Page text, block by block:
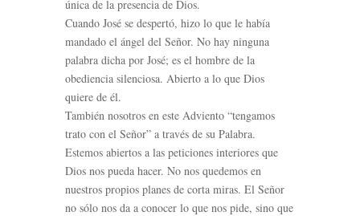
única de la presencia de Dios.
Cuando José se despertó, hizo lo que le había
mandado el ángel del Señor. No hay ninguna
palabra dicha por José; es el hombre de la
obediencia silenciosa. Abierto a lo que Dios
quiere de él.
También nosotros en este Adviento “tengamos
trato con el Señor” a través de su Palabra.
Estemos abiertos a las peticiones interiores que
Dios nos pueda hacer. No nos quedemos en
nuestros propios planes de corta miras. El Señor
no sólo nos da a conocer lo que nos pide, sino que